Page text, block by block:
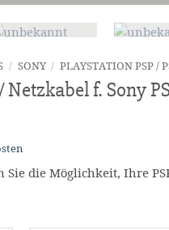
/ SONY / PLAYSTATION PSP /
f. Sony
Sie die Möglichkeit, Ihre